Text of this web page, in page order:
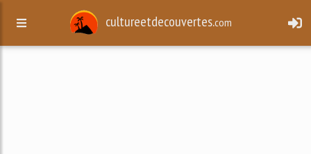
cultureetdecouvertes.com